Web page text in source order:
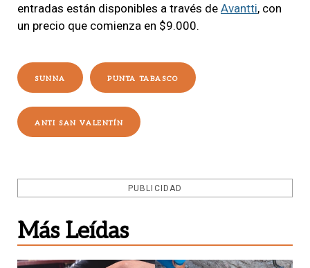
entradas están disponibles a través de Avantti, con
un precio que comienza en $9.000.
SUNNA PUNTA TABASCO
ANTI SAN VALENTÍN
PUBLICIDAD
Más Leídas